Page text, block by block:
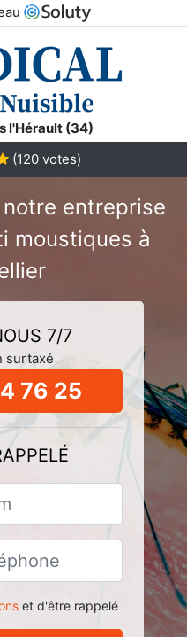
l'Hérault (34)
(120 votes)
entreprise
moustiques à
7/7
surtaxé
76 25
et d'être rappelé